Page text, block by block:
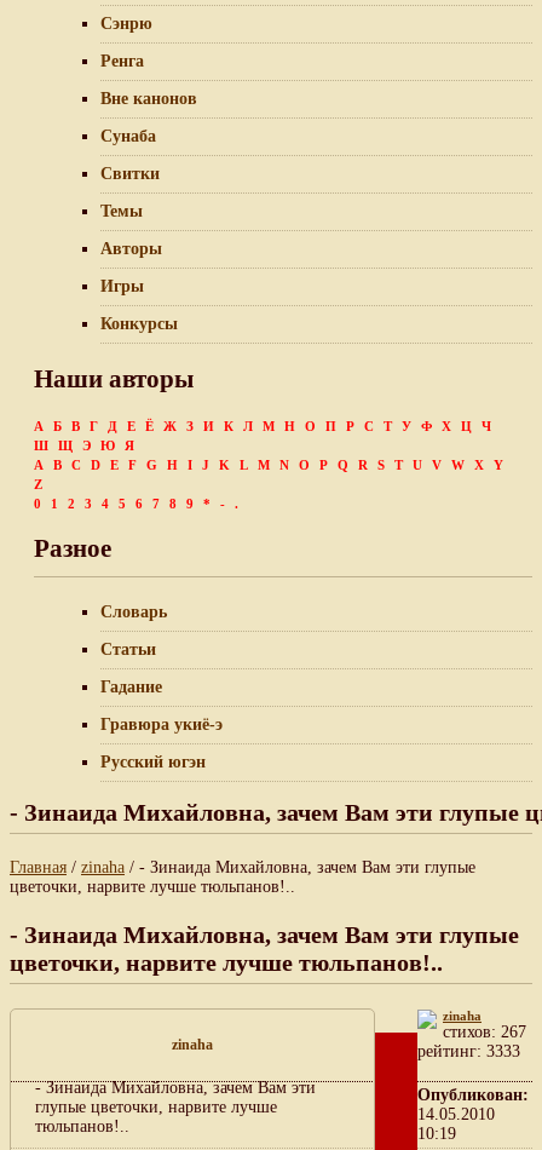
Сэнрю
Ренга
Вне канонов
Сунаба
Свитки
Темы
Авторы
Игры
Конкурсы
Наши авторы
А Б В Г Д Е Ё Ж З И К Л М Н О П Р С Т У Ф Х Ц
Ч
Ш
Щ Э Ю
Я
A
B C D E F G H I J K L M N O P Q R S T U V W X
Y
Z
0
1 2 3 4 5 6 7 8 9 * - .
Разное
Словарь
Статьи
Гадание
Гравюра укиё-э
Русский югэн
- Зинаида Михайловна, зачем Вам эти глупые
Главная / zinaha / - Зинаида Михайловна, зачем Вам эти глупые
цветочки, нарвите лучше тюльпанов!..
- Зинаида Михайловна, зачем Вам эти глупые
цветочки, нарвите лучше тюльпанов!..
zinaha
- Зинаида Михайловна, зачем Вам эти
глупые цветочки, нарвите лучше
тюльпанов!..
zinaha
cтихов: 267
рейтинг: 3333
Опубликован:
14.05.2010
10:19